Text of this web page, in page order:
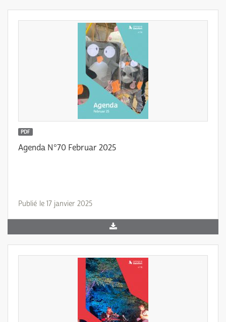
PDF
Agenda N°70 Februar 2025
Publié le 17 janvier 2025